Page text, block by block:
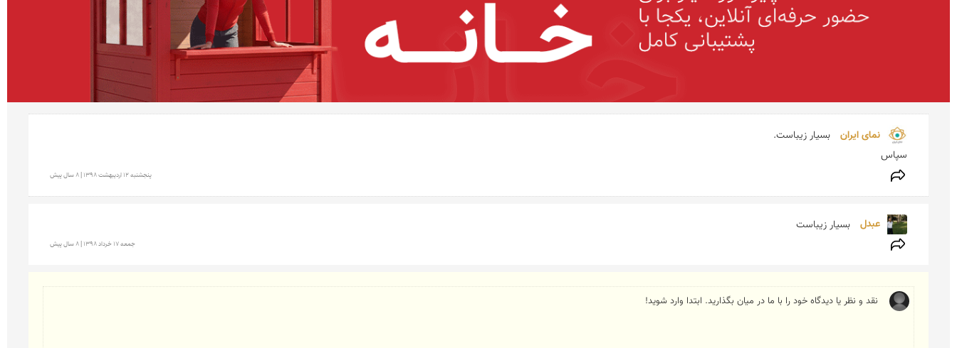
نمای ایران
سپاس
پنجشنبه 12 ارديبهشت 1398 | 8 سال پیش
عبدل بسیار زیباست
جمعه 17 خرداد 1398 | 8 سال پیش